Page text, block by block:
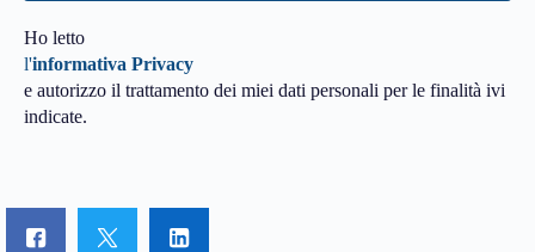
Ho letto
l'informativa Privacy
e autorizzo il trattamento dei miei dati personali per le finalità ivi
indicate.